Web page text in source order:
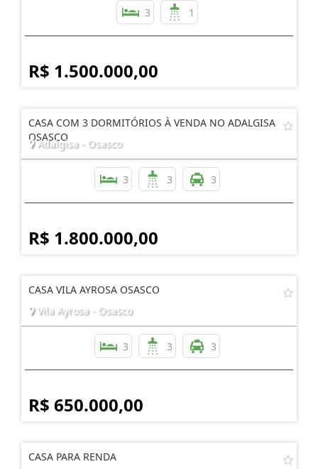
3 1
R$ 1.500.000,00
CASA COM 3 DORMITÓRIOS À VENDA NO ADALGISA
OSASCO
Adalgisa - Osasco
3 3 3
R$ 1.800.000,00
CASA VILA AYROSA OSASCO
Vila Ayrosa - Osasco
3 3 3
R$ 650.000,00
CASA PARA RENDA